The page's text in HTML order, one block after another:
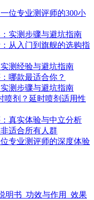
位专业测评师的300小
实测步骤与避坑指南
从入门到旗舰的选购指
测经验与避坑指南
哪款最适合你？
测步骤与避坑指南
喷剂？延时喷剂适用性
真实体验与中立分析
适合所有人群
专业测评师的深度体验
明书_功效与作用_效果